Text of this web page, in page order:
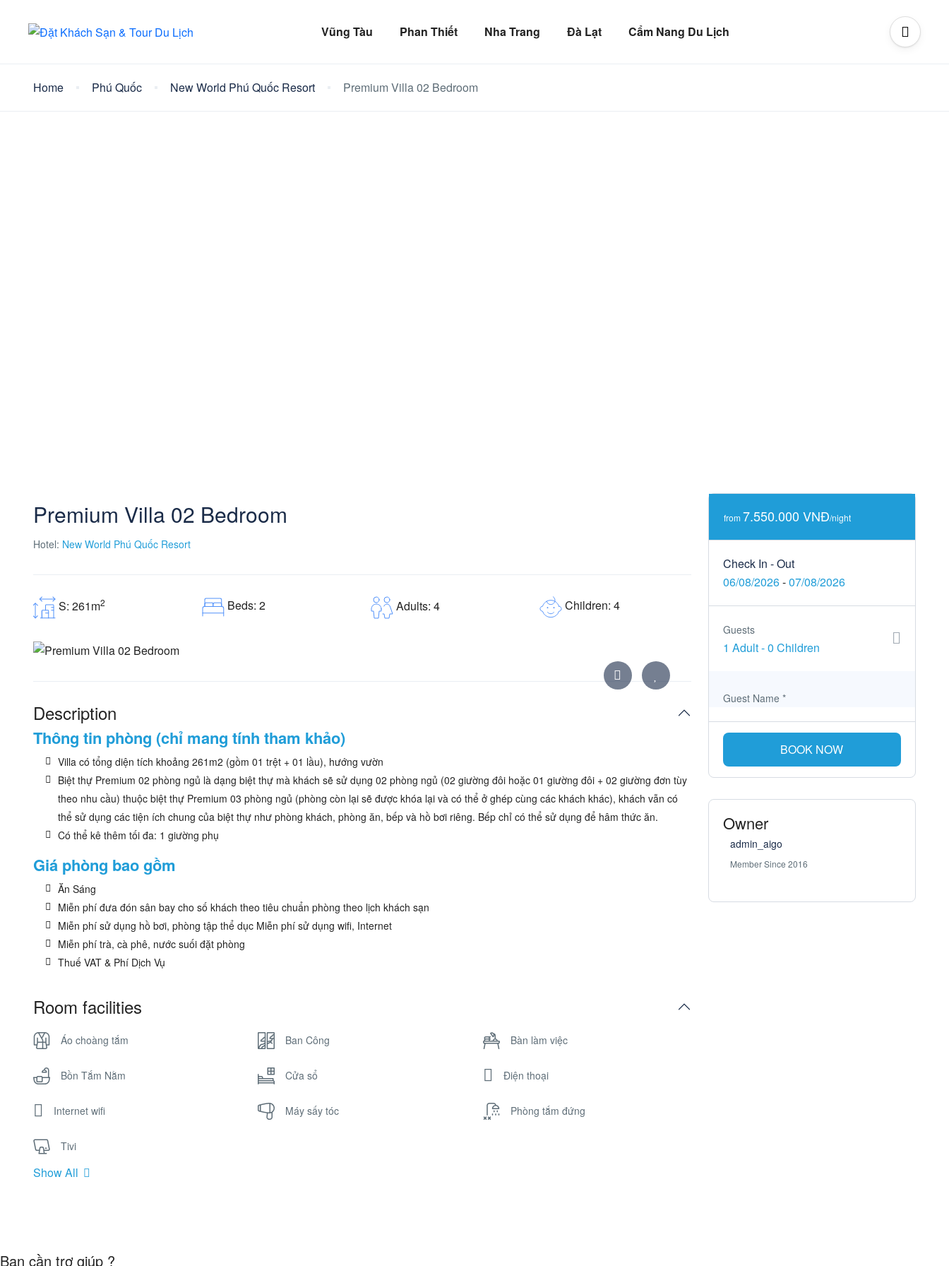
Vũng Tàu Phan Thiết Nha Trang Đà Lạt Cẩm Nang Du Lịch
Home Phú Quốc New World Phú Quốc Resort Premium Villa 02 Bedroom
Premium Villa 02 Bedroom
Hotel: New World Phú Quốc Resort
S: 261m2 Beds: 2 Adults: 4 Children: 4
Description
Thông tin phòng (chỉ mang tính tham khảo)
Villa có tổng diện tích khoảng 261m2 (gồm 01 trệt + 01 lầu), hướng vườn
Biệt thự Premium 02 phòng ngủ là dạng biệt thự mà khách sẽ sử dụng 02 phòng ngủ (02 giường đôi hoặc 01 giường đôi + 02 giường đơn tùy
theo nhu cầu) thuộc biệt thự Premium 03 phòng ngủ (phòng còn lại sẽ được khóa lại và có thể ở ghép cùng các khách khác), khách vẫn có
thể sử dụng các tiện ích chung của biệt thự như phòng khách, phòng ăn, bếp và hồ bơi riêng. Bếp chỉ có thể sử dụng để hâm thức ăn.
Có thể kê thêm tối đa: 1 giường phụ
Giá phòng bao gồm
Ăn Sáng
Miễn phí đưa đón sân bay cho số khách theo tiêu chuẩn phòng theo lịch khách sạn
Miễn phí sử dụng hồ bơi, phòng tập thể dục Miễn phí sử dụng wifi, Internet
Miễn phí trà, cà phê, nước suối đặt phòng
Thuế VAT & Phí Dịch Vụ
Room facilities
Áo choàng tắm Ban Công Bàn làm việc
Bồn Tắm Nằm Cửa sổ Điện thoại
Internet wifi Máy sấy tóc Phòng tắm đứng
Tivi
Show All
from 7.550.000 VNĐ/night
Check In - Out
06/08/2026-07/08/2026
Guests
1 Adult-0 Children
Guest Name *
BOOK NOW
Owner
admin_aigo
Member Since 2016
Bạn cần trợ giúp ?